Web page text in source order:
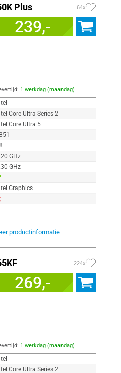
Plus 64x
239,-
1 werkdag (maandag)
Core Ultra Series 2
Core Ultra 5
GHz
GHz
Graphics
productinformatie
224x
269,-
1 werkdag (maandag)
Core Ultra Series 2